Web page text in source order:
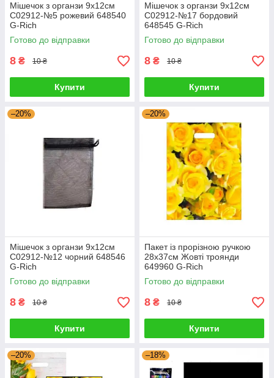
Мішечок з органзи 9х12см
С02912-№5 рожевий 648540
G-Rich
Готово до відправки
8 ₴ 10 ₴
Купити
Мішечок з органзи 9х12см
С02912-№17 бордовий
648545 G-Rich
Готово до відправки
8 ₴ 10 ₴
Купити
–20%
Мішечок з органзи 9х12см
С02912-№12 чорний 648546
G-Rich
Готово до відправки
8 ₴ 10 ₴
Купити
–20%
Пакет із прорізною ручкою
28х37см Жовті троянди
649960 G-Rich
Готово до відправки
8 ₴ 10 ₴
Купити
–20% –18%